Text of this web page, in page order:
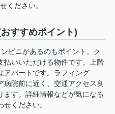
ください。
すすめポイント)
ビニがあるのもポイント。ク
払いいただける物件です。上階
アパートです。ラフィング
病院前に近く、交通アクセス良
す。詳細情報などが気になる
ください。